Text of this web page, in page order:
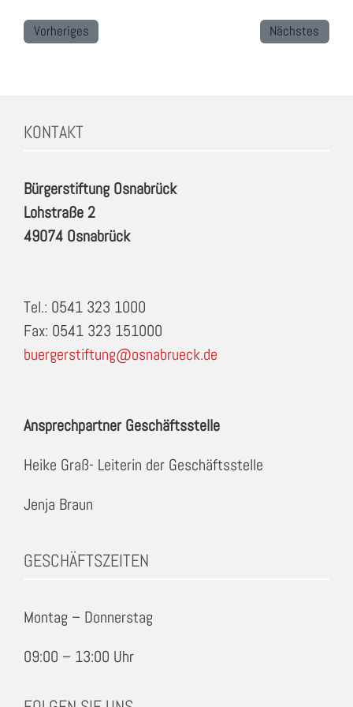
Vorheriges Nächstes
KONTAKT
Bürgerstiftung Osnabrück
Lohstraße 2
49074 Osnabrück
Tel.: 0541 323 1000
Fax: 0541 323 151000
buergerstiftung@osnabrueck.de
Ansprechpartner Geschäftsstelle
Heike Graß- Leiterin der Geschäftsstelle
Jenja Braun
GESCHÄFTSZEITEN
Montag – Donnerstag
09:00 – 13:00 Uhr